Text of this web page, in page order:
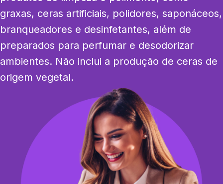
graxas, ceras artificiais, polidores, saponáceos,
branqueadores e desinfetantes, além de
preparados para perfumar e desodorizar
ambientes. Não inclui a produção de ceras de
origem vegetal.